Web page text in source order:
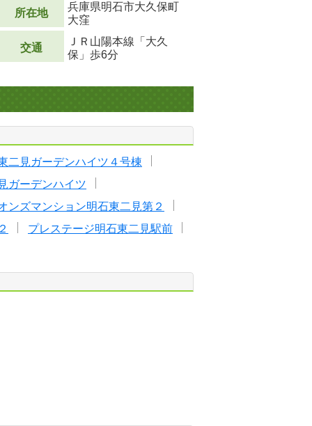
所在地
兵庫県明石市大久保町
大窪
交通
ＪＲ山陽本線「大久
保」歩6分
二見ガーデンハイツ４号棟
ガーデンハイツ
ンズマンション明石東二見第２
プレステージ明石東二見駅前